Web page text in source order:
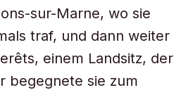
sur-Marne, wo sie
traf, und dann weiter
einem Landsitz, der
begegnete sie zum